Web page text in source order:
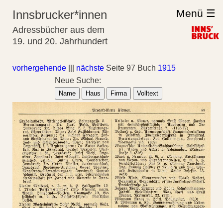
Innsbrucker*innen
Adressbücher aus dem
19. und 20. Jahrhundert
Menü ☰
vorhergehende nächste Seite 97 Buch 1915
Neue Suche:
Name Haus Firma Volltext